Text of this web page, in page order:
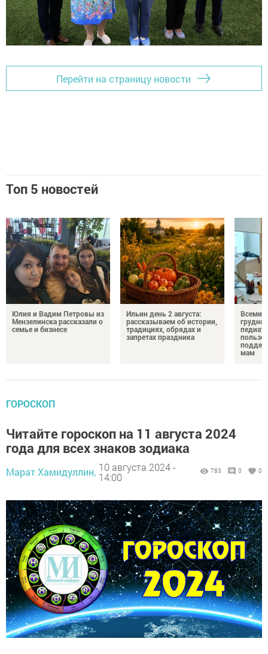
Перейти на страницу новости
Топ 5 новостей
Юлия и Вадим Петровы из
Мензелинска рассказали о
семье и бизнесе
Ильин день 2 августа:
рассказываем об истории,
традициях, обрядах и
запретах праздника
пользе
мам
ГОРОСКОП
Читайте гороскоп на 11 августа 2024
года для всех знаков зодиака
Марат Хамидуллин, 10 августа 2024 -
14:00
783 0 0